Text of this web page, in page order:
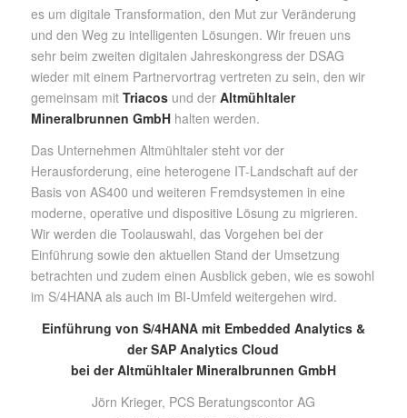
es um digitale Transformation, den Mut zur Veränderung
und den Weg zu intelligenten Lösungen. Wir freuen uns
sehr beim zweiten digitalen Jahreskongress der DSAG
wieder mit einem Partnervortrag vertreten zu sein, den wir
gemeinsam mit Triacosund der Altmühltaler
Mineralbrunnen GmbHhalten werden.
Das Unternehmen Altmühltaler steht vor der
Herausforderung, eine heterogene IT-Landschaft auf der
Basis von AS400 und weiteren Fremdsystemen in eine
moderne, operative und dispositive Lösung zu migrieren.
Wir werden die Toolauswahl, das Vorgehen bei der
Einführung sowie den aktuellen Stand der Umsetzung
betrachten und zudem einen Ausblick geben, wie es sowohl
im S/4HANA als auch im BI-Umfeld weitergehen wird.
Einführung von S/4HANA mit Embedded Analytics &
der SAP Analytics Cloud
bei der Altmühltaler Mineralbrunnen GmbH
Jörn Krieger, PCS Beratungscontor AG